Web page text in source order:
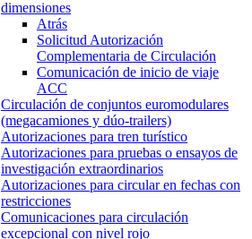
dimensiones
Atrás
Solicitud Autorización
Complementaria de Circulación
Comunicación de inicio de viaje
ACC
Circulación de conjuntos euromodulares
(megacamiones y dúo-trailers)
Autorizaciones para tren turístico
Autorizaciones para pruebas o ensayos de
investigación extraordinarios
Autorizaciones para circular en fechas con
restricciones
Comunicaciones para circulación
excepcional con nivel rojo